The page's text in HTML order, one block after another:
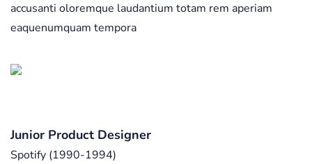
accusanti oloremque laudantium totam rem aperiam
eaquenumquam tempora
Junior Product Designer
Spotify (1990-1994)